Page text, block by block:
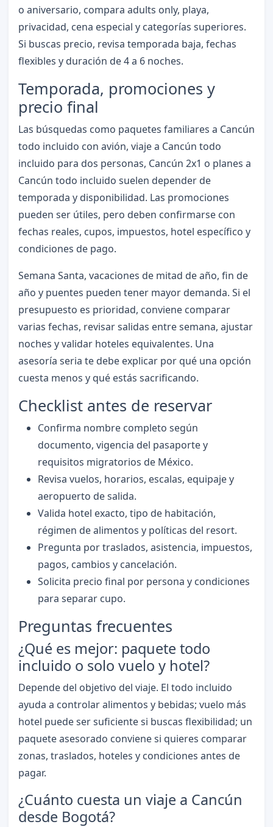
o aniversario, compara adults only, playa,
privacidad, cena especial y categorías superiores.
Si buscas precio, revisa temporada baja, fechas
flexibles y duración de 4 a 6 noches.
Temporada, promociones y
precio final
Las búsquedas como paquetes familiares a Cancún
todo incluido con avión, viaje a Cancún todo
incluido para dos personas, Cancún 2x1 o planes a
Cancún todo incluido suelen depender de
temporada y disponibilidad. Las promociones
pueden ser útiles, pero deben confirmarse con
fechas reales, cupos, impuestos, hotel específico y
condiciones de pago.
Semana Santa, vacaciones de mitad de año, fin de
año y puentes pueden tener mayor demanda. Si el
presupuesto es prioridad, conviene comparar
varias fechas, revisar salidas entre semana, ajustar
noches y validar hoteles equivalentes. Una
asesoría seria te debe explicar por qué una opción
cuesta menos y qué estás sacrificando.
Checklist antes de reservar
Confirma nombre completo según
documento, vigencia del pasaporte y
requisitos migratorios de México.
Revisa vuelos, horarios, escalas, equipaje y
aeropuerto de salida.
Valida hotel exacto, tipo de habitación,
régimen de alimentos y políticas del resort.
Pregunta por traslados, asistencia, impuestos,
pagos, cambios y cancelación.
Solicita precio final por persona y condiciones
para separar cupo.
Preguntas frecuentes
¿Qué es mejor: paquete todo
incluido o solo vuelo y hotel?
Depende del objetivo del viaje. El todo incluido
ayuda a controlar alimentos y bebidas; vuelo más
hotel puede ser suficiente si buscas flexibilidad; un
paquete asesorado conviene si quieres comparar
zonas, traslados, hoteles y condiciones antes de
pagar.
¿Cuánto cuesta un viaje a Cancún
desde Bogotá?